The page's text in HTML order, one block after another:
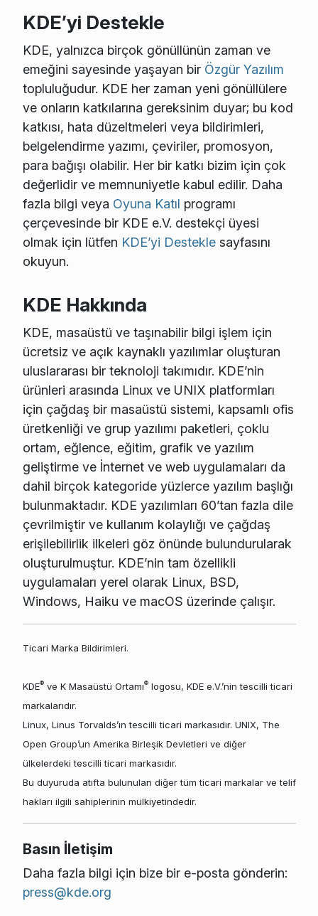
KDE’yi Destekle
KDE, yalnızca birçok gönüllünün zaman ve
emeğini sayesinde yaşayan bir Özgür Yazılım
topluluğudur. KDE her zaman yeni gönüllülere
ve onların katkılarına gereksinim duyar; bu kod
katkısı, hata düzeltmeleri veya bildirimleri,
belgelendirme yazımı, çeviriler, promosyon,
para bağışı olabilir. Her bir katkı bizim için çok
değerlidir ve memnuniyetle kabul edilir. Daha
fazla bilgi veya Oyuna Katıl programı
çerçevesinde bir KDE e.V. destekçi üyesi
olmak için lütfen KDE’yi Desteklesayfasını
okuyun.
KDE Hakkında
KDE, masaüstü ve taşınabilir bilgi işlem için
ücretsiz ve açık kaynaklı yazılımlar oluşturan
uluslararası bir teknoloji takımıdır. KDE’nin
ürünleri arasında Linux ve UNIX platformları
için çağdaş bir masaüstü sistemi, kapsamlı ofis
üretkenliği ve grup yazılımı paketleri, çoklu
ortam, eğlence, eğitim, grafik ve yazılım
geliştirme ve İnternet ve web uygulamaları da
dahil birçok kategoride yüzlerce yazılım başlığı
bulunmaktadır. KDE yazılımları 60’tan fazla dile
çevrilmiştir ve kullanım kolaylığı ve çağdaş
erişilebilirlik ilkeleri göz önünde bulundurularak
oluşturulmuştur. KDE’nin tam özellikli
uygulamaları yerel olarak Linux, BSD,
Windows, Haiku ve macOS üzerinde çalışır.
Ticari Marka Bildirimleri.
KDE®ve K Masaüstü Ortamı®logosu, KDE e.V.’nin tescilli ticari
markalarıdır.
Linux, Linus Torvalds’ın tescilli ticari markasıdır. UNIX, The
Open Group’un Amerika Birleşik Devletleri ve diğer
ülkelerdeki tescilli ticari markasıdır.
Bu duyuruda atıfta bulunulan diğer tüm ticari markalar ve telif
hakları ilgili sahiplerinin mülkiyetindedir.
Basın İletişim
Daha fazla bilgi için bize bir e-posta gönderin:
press@kde.org